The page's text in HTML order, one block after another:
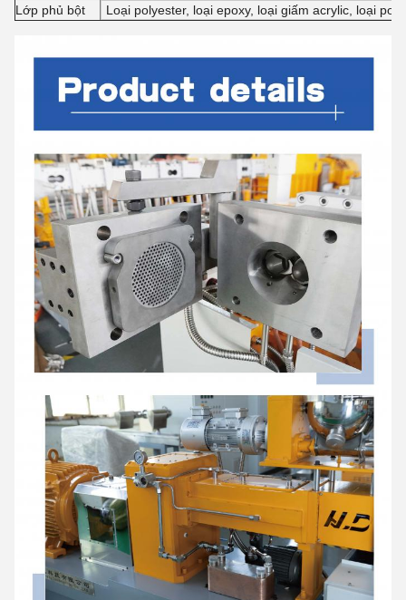
Lớp phủ bột
Loại polyester, loại epoxy, loại giấm acrylic, loại